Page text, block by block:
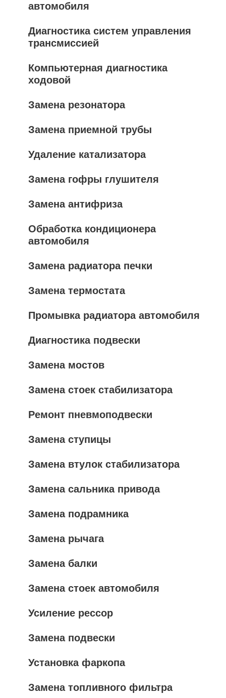
автомобиля
Диагностика систем управления
трансмиссией
Компьютерная диагностика
ходовой
Замена резонатора
Замена приемной трубы
Удаление катализатора
Замена гофры глушителя
Замена антифриза
Обработка кондиционера
автомобиля
Замена радиатора печки
Замена термостата
Промывка радиатора автомобиля
Диагностика подвески
Замена мостов
Замена стоек стабилизатора
Ремонт пневмоподвески
Замена ступицы
Замена втулок стабилизатора
Замена сальника привода
Замена подрамника
Замена рычага
Замена балки
Замена стоек автомобиля
Усиление рессор
Замена подвески
Установка фаркопа
Замена топливного фильтра